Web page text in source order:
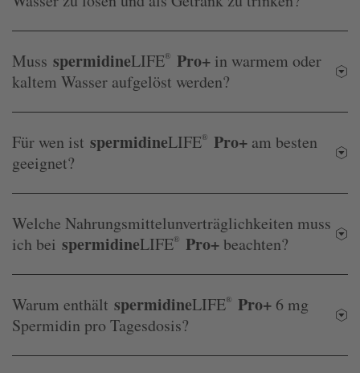
Muss spermidineLIFE® Pro+ in warmem oder
kaltem Wasser aufgelöst werden?
Für wen ist spermidineLIFE® Pro+ am besten
geeignet?
Welche Nahrungsmittelunverträglichkeiten muss
ich bei spermidineLIFE® Pro+beachten?
Warum enthält spermidineLIFE® Pro+ 6 mg
Spermidin pro Tagesdosis?